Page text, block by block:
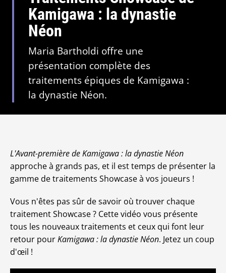
Kamigawa : la dynastie
Néon
Maria Bartholdi offre une
présentation complète des
traitements épiques de Kamigawa :
la dynastie Néon.
L'Avant-première de Kamigawa : la dynastie Néon
approche à grands pas, et il est temps de présenter la
gamme de traitements Showcase à vos joueurs !
Vous n'êtes pas sûr de savoir où trouver chaque
traitement Showcase ? Cette vidéo vous présente
tous les nouveaux traitements et ceux qui font leur
retour pourKamigawa : la dynastie Néon. Jetez un coup
d'œil !